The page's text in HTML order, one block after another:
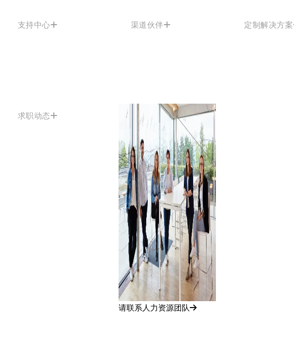
支持中心 渠道伙伴 定制解决方案
求职动态
请联系人力资源团队